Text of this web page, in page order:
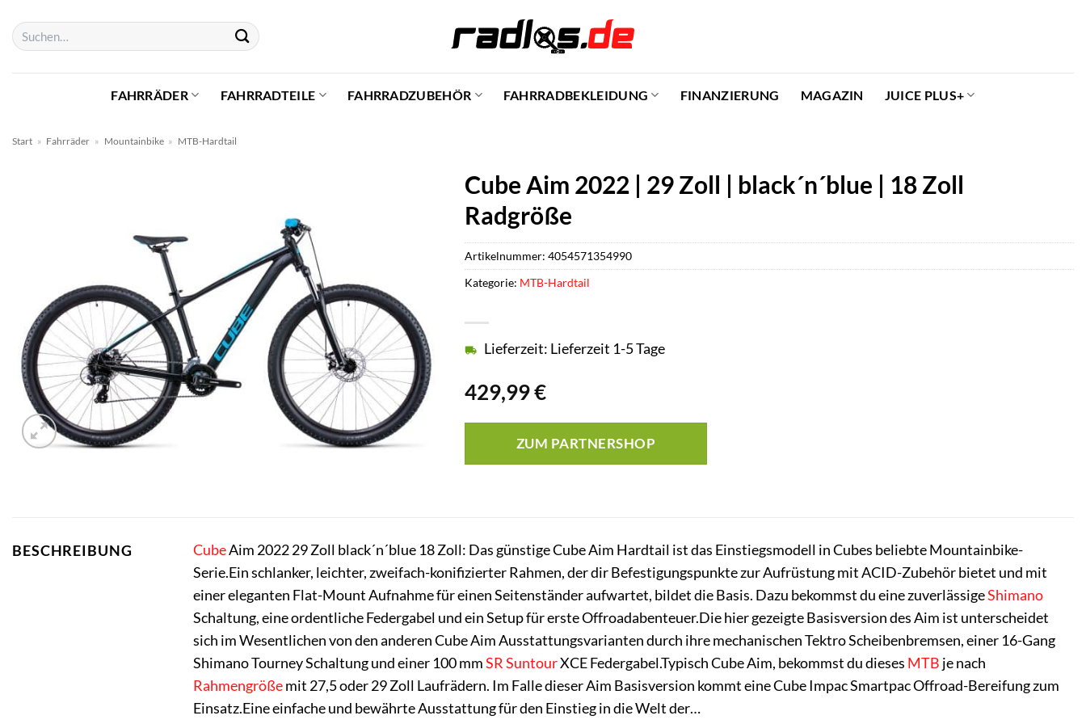
Inhalt
springen
Suchen
nach:
FAHRRÄDER FAHRRADTEILE FAHRRADZUBEHÖR FAHRRADBEKLEIDUNG FINANZIERUNG MAGAZIN JUICE PLUS+
Start » Fahrräder » Mountainbike » MTB-Hardtail
Cube Aim 2022 | 29 Zoll | black´n´blue | 18 Zoll
Radgröße
429,99€
Lieferzeit: Lieferzeit 1-5 Tage
ZUM PARTNERSHOP
Artikelnummer: 4054571354990
Kategorie: MTB-Hardtail
BESCHREIBUNG CubeAim 2022 29 Zoll black´n´blue 18 Zoll: Das günstige Cube Aim Hardtail ist das Einstiegsmodell in Cubes beliebte Mountainbike-
Serie.Ein schlanker, leichter, zweifach-konifizierter Rahmen, der dir Befestigungspunkte zur Aufrüstung mit ACID-Zubehör bietet und mit
einer eleganten Flat-Mount Aufnahme für einen Seitenständer aufwartet, bildet die Basis. Dazu bekommst du eine zuverlässigeShimano
Schaltung, eine ordentliche Federgabel und ein Setup für erste Offroadabenteuer.Die hier gezeigte Basisversion des Aim ist unterscheidet
sich im Wesentlichen von den anderen Cube Aim Ausstattungsvarianten durch ihre mechanischen Tektro Scheibenbremsen, einer 16-Gang
Shimano Tourney Schaltung und einer 100 mmSR SuntourXCE Federgabel.Typisch Cube Aim, bekommst du dieses MTB je nach
Rahmengrößemit 27,5 oder 29 Zoll Laufrädern. Im Falle dieser Aim Basisversion kommt eine Cube Impac Smartpac Offroad-Bereifung zum
Einsatz.Eine einfache und bewährte Ausstattung für den Einstieg in die Welt der…